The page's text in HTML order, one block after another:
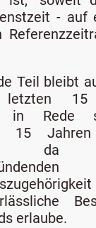
- auf
Teil bleibt
letzten
in Rede
15
erlaube.